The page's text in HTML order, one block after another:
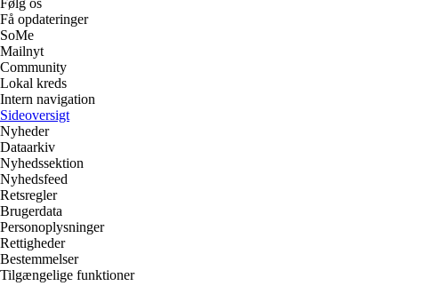
Følg os
Få opdateringer
SoMe
Mailnyt
Community
Lokal kreds
Intern navigation
Sideoversigt
Nyheder
Dataarkiv
Nyhedssektion
Nyhedsfeed
Retsregler
Brugerdata
Personoplysninger
Rettigheder
Bestemmelser
Tilgængelige funktioner